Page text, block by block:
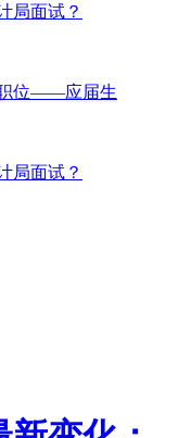
局面试？
职位——应届生
局面试？